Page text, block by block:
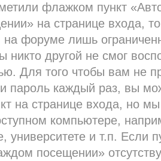
флажком пункт
на странице входа,
форуме лишь
никто другой не смог
Для того чтобы вам не
пароль каждый раз, вы
на странице входа, но
компьютере,
университете и т.п. Если
посещении»